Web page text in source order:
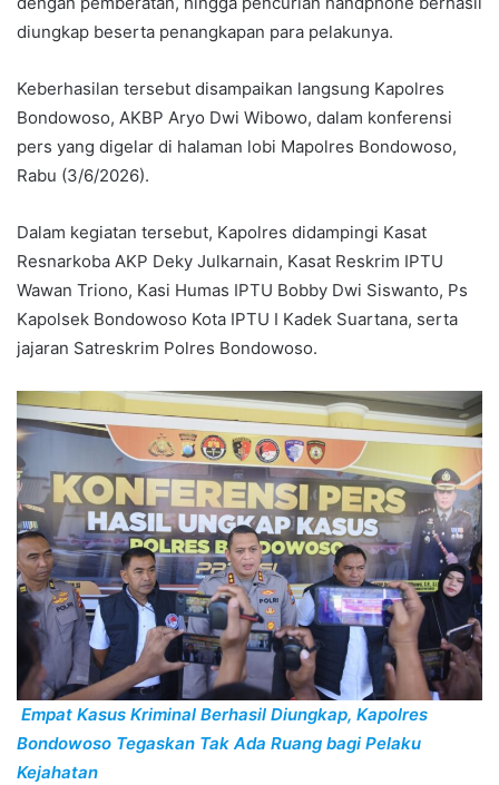
diungkap beserta penangkapan para pelakunya.
Keberhasilan tersebut disampaikan langsung Kapolres
Bondowoso, AKBP Aryo Dwi Wibowo, dalam konferensi
pers yang digelar di halaman lobi Mapolres Bondowoso,
Rabu (3/6/2026).
Dalam kegiatan tersebut, Kapolres didampingi Kasat
Resnarkoba AKP Deky Julkarnain, Kasat Reskrim IPTU
Wawan Triono, Kasi Humas IPTU Bobby Dwi Siswanto, Ps
Kapolsek Bondowoso Kota IPTU I Kadek Suartana, serta
jajaran Satreskrim Polres Bondowoso.
Empat Kasus Kriminal Berhasil Diungkap, Kapolres
Bondowoso Tegaskan Tak Ada Ruang bagi Pelaku
Kejahatan